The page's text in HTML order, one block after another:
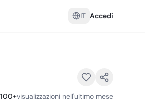
IT Accedi
100+visualizzazioni nell'ultimo mese